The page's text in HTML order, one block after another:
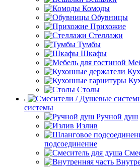
Комоды
Обувницы
Прихожие
Стеллажи
Тумбы
Шкафы
Столы
системы
Ручной душ
Излив
подсоединение